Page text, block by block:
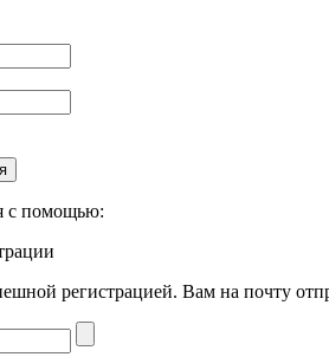
с помощью:
регистрацией. Вам на почту